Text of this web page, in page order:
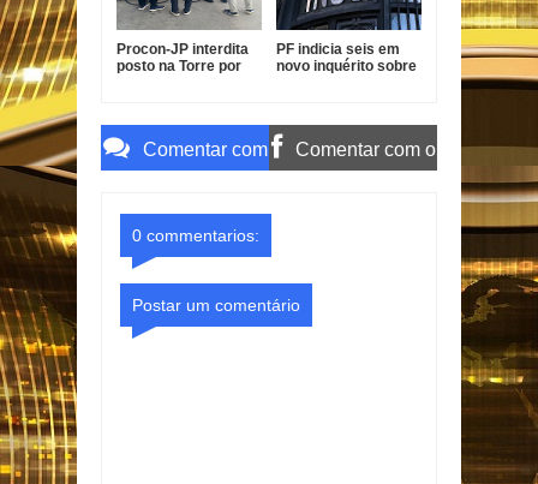
Procon-JP interdita
posto na Torre por
PF indicia seis em
novo inquérito sobre
Comentar com Comentar com o
0 commentarios:
Postar um comentário